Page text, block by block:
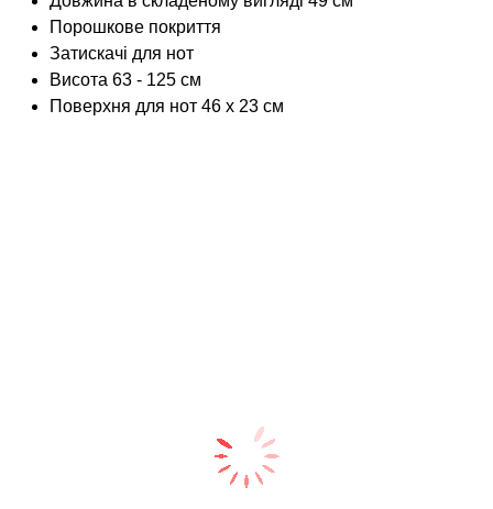
Порошкове покриття
Затискачі для нот
Висота 63 - 125 см
Поверхня для нот 46 x 23 см